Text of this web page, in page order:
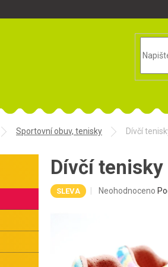
Sportovní obuv, tenisky Dívčí
Dívčí tenisky
SLEVA
Průměrné
5
Neohodnoceno